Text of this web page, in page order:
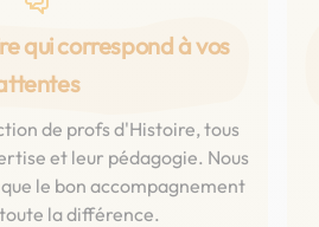
qui correspond à vos
de profs d'Histoire, tous
et leur pédagogie. Nous
le bon accompagnement
la différence.